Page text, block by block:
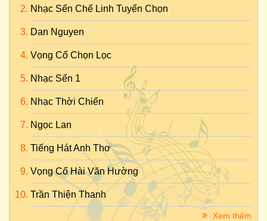
Nhạc Sến Chế Linh Tuyển Chọn
Dan Nguyen
Vọng Cổ Chọn Lọc
Nhạc Sến 1
Nhạc Thời Chiến
Ngọc Lan
Tiếng Hát Anh Thơ
Vọng Cổ Hài Văn Hường
Trần Thiện Thanh
Xem thêm